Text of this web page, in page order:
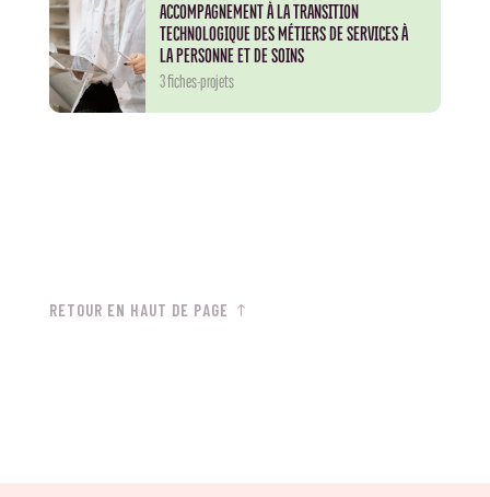
ACCOMPAGNEMENT À LA TRANSITION
TECHNOLOGIQUE DES MÉTIERS DE SERVICES À
LA PERSONNE ET DE SOINS
3 fiches-projets
RETOUR EN HAUT DE PAGE